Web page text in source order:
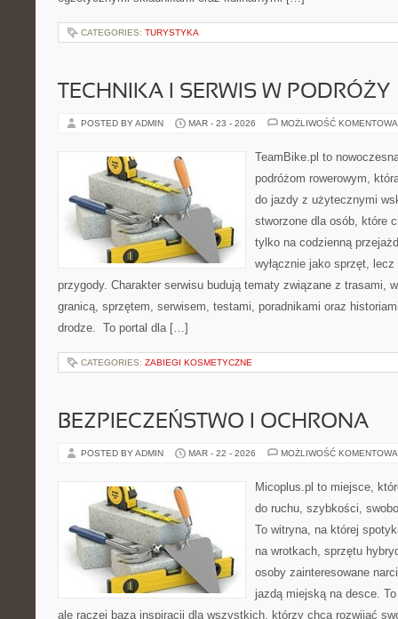
CATEGORIES: TURYSTYKA
TECHNIKA I SERWIS W PODRÓŻY
POSTED BY ADMIN MAR - 23 - 2026 MOŻLIWOŚĆ
TeamBike.pl to
podróżom rowerowym,
do jazdy z użytecznymi
stworzone dla osób, które
tylko na codzienną
wyłącznie jako sprzęt,
przygody. Charakter serwisu budują tematy związane z trasami,
granicą, sprzętem, serwisem, testami, poradnikami oraz
drodze. To portal dla […]
CATEGORIES: ZABIEGI KOSMETYCZNE
BEZPIECZEŃSTWO I OCHRONA
POSTED BY ADMIN MAR - 22 - 2026 MOŻLIWOŚĆ
Micoplus.pl to miejsce,
do ruchu, szybkości,
To witryna, na której
na wrotkach, sprzętu
osoby zainteresowane
jazdą miejską na desce.
ale raczej baza inspiracji dla wszystkich, którzy chcą rozwijać